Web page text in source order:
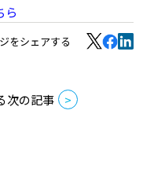
ら
をシェアする
次の記事